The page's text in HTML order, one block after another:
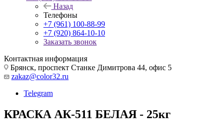
Назад
Телефоны
+7 (961) 100-88-99
+7 (920) 864-10-10
Заказать звонок
Контактная информация
Брянск, проспект Станке Димитрова 44, офис 5
zakaz@color32.ru
Telegram
КРАСКА АК-511 БЕЛАЯ - 25кг